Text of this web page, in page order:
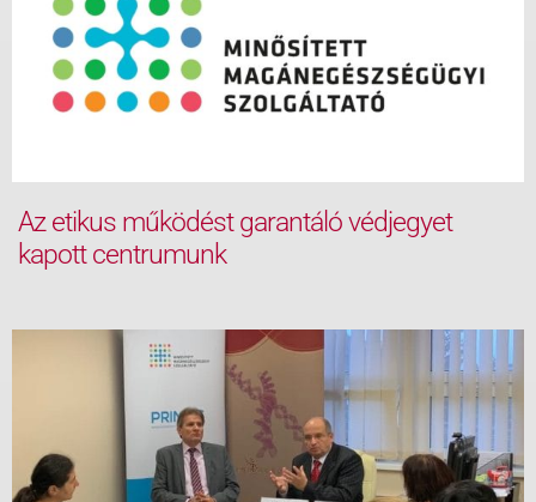
Az etikus működést garantáló védjegyet
kapott centrumunk